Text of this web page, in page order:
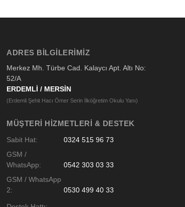
ADRES BILGILERIMIZ
Merkez Mh. Türbe Cad. Kalaycı Apt. Altı No:
52/A
ERDEMLİ / MERSİN
(Erdemli Şehit Hacı Ömer Serin İlköğretim Okulu Yanı)
MÜŞTERI HIZMETLERI & DESTEK
Sabit Hat:
0324 515 96 73
GSM /
WhatsApp:
0542 303 03 33
GSM / WhatsApp
2:
0530 499 40 33